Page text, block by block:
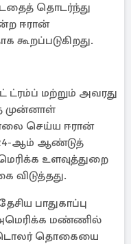
தொடர்ந்து
ஈரான்
கூறப்படுகிறது.
ட்ரம்ப் மற்றும் அவரது
முன்னாள்
செய்ய ஈரான்
ஆம் ஆண்டுத்
உளவுத்துறை
விடுத்தது.
பாதுகாப்பு
மண்ணில்
டொலர் தொகையை